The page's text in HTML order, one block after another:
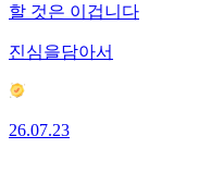
할 것은 이겁니다
진심을담아서
26.07.23